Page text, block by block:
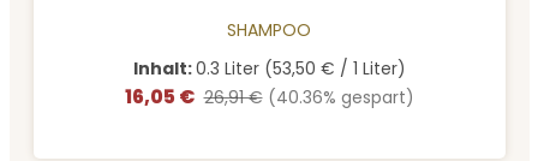
SHAMPOO
Inhalt:0.3 Liter (53,50 € / 1 Liter)
Verkaufspreis:
16,05 € Regulärer Preis:
26,91 € (40.36% gespart)